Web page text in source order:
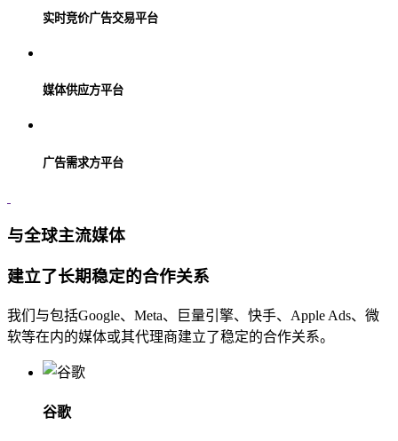
实时竞价广告交易平台
媒体供应方平台
广告需求方平台
与全球主流媒体
建立了长期稳定的合作关系
我们与包括Google、Meta、巨量引擎、快手、Apple Ads、微
软等在内的媒体或其代理商建立了稳定的合作关系。
谷歌